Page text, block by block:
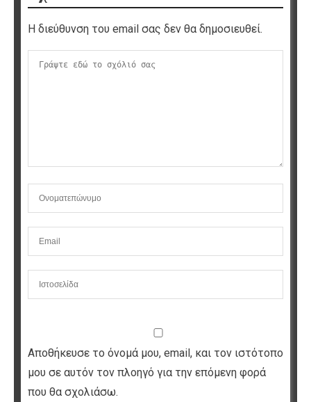
Η διεύθυνση του email σας δεν θα δημοσιευθεί.
Αποθήκευσε το όνομά μου, email, και τον ιστότοπο
μου σε αυτόν τον πλοηγό για την επόμενη φορά
που θα σχολιάσω.